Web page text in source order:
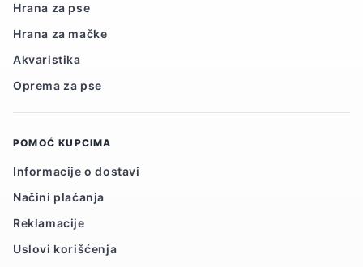
Hrana za pse
Hrana za mačke
Akvaristika
Oprema za pse
POMOĆ KUPCIMA
Informacije o dostavi
Načini plaćanja
Reklamacije
Uslovi korišćenja